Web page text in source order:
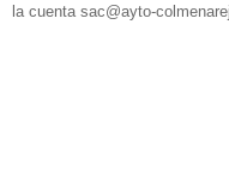
la cuenta sac@ayto-